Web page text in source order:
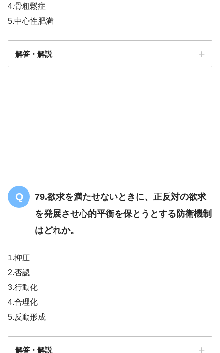
4.骨粗鬆症
5.中心性肥満
解答・解説
79.欲求を満たせないときに、正反対の欲求
を発展させ心的平衡を保とうとする防衛機制
はどれか。
1.抑圧
2.否認
3.行動化
4.合理化
5.反動形成
解答・解説